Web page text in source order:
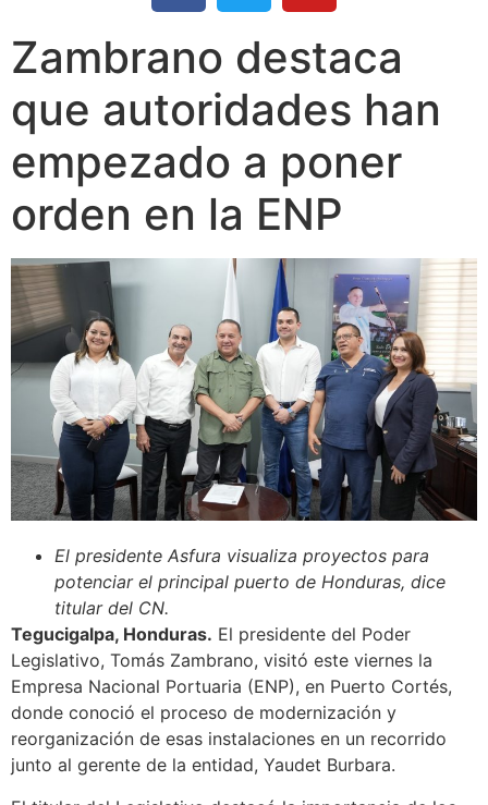
Zambrano destaca
que autoridades han
empezado a poner
orden en la ENP
El presidente Asfura visualiza proyectos para
potenciar el principal puerto de Honduras, dice
titular del CN.
Tegucigalpa, Honduras. El presidente del Poder
Legislativo, Tomás Zambrano, visitó este viernes la
Empresa Nacional Portuaria (ENP), en Puerto Cortés,
donde conoció el proceso de modernización y
reorganización de esas instalaciones en un recorrido
junto al gerente de la entidad, Yaudet Burbara.